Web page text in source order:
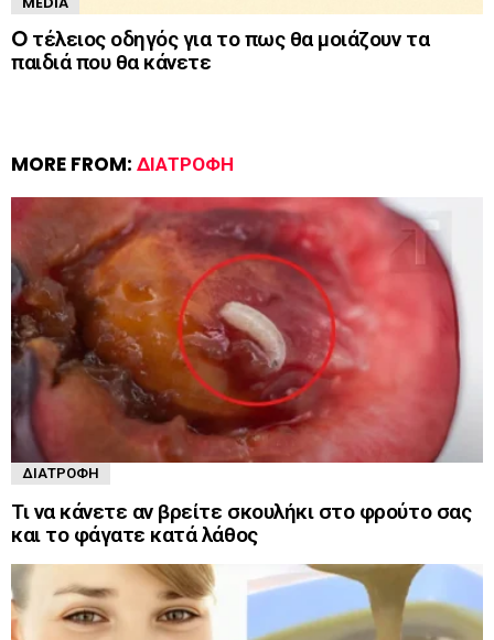
O τέλειος οδηγός για το πως θα μοιάζουν τα
παιδιά που θα κάνετε
MORE FROM: ΔΙΑΤΡΟΦΉ
ΔΙΑΤΡΟΦΉ
Τι να κάνετε αν βρείτε σκουλήκι στο φρούτο σας
και το φάγατε κατά λάθος